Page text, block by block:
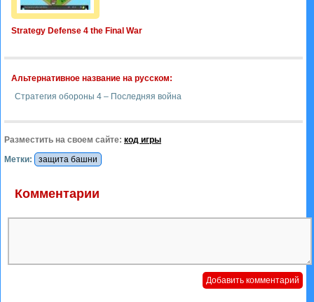
Strategy Defense 4 the Final War
Альтернативное название на русском:
Стратегия обороны 4 – Последняя война
Разместить на своем сайте: код игры
Метки:
защита башни
Комментарии